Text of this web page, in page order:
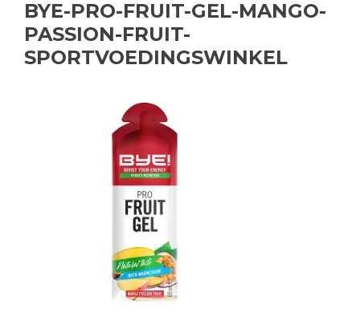
BYE-PRO-FRUIT-GEL-MANGO-
PASSION-FRUIT-
SPORTVOEDINGSWINKEL